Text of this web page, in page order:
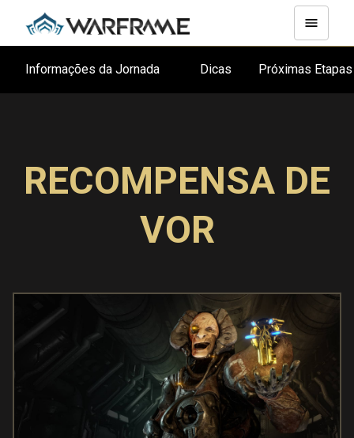
Informações da Jornada Dicas Próximas
RECOMPENSA DE
VOR